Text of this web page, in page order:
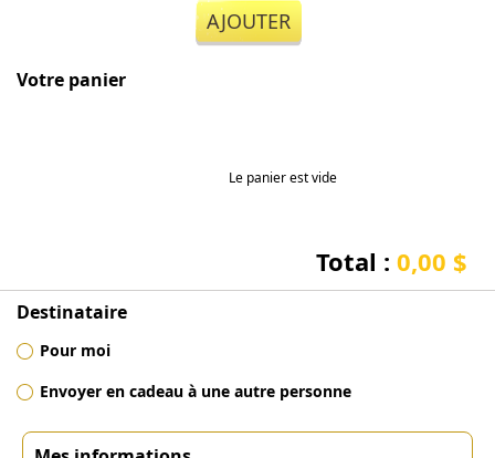
AJOUTER
Votre panier
Le panier est vide
Total : 0,00 $
Destinataire
Pour moi
Envoyer en cadeau à une autre personne